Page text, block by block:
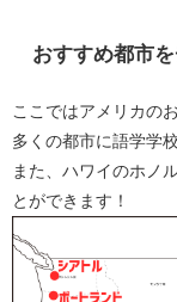
おすすめ都市を
ここではアメリカの
多くの都市に語学学
また、ハワイのホノ
とができます！